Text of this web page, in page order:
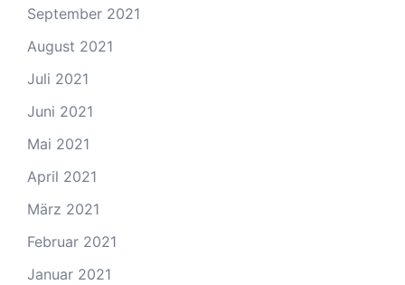
September 2021
August 2021
Juli 2021
Juni 2021
Mai 2021
April 2021
März 2021
Februar 2021
Januar 2021